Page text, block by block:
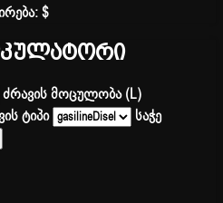
$
ძრავის მოცულობა (L)
ტიპი
საჭე